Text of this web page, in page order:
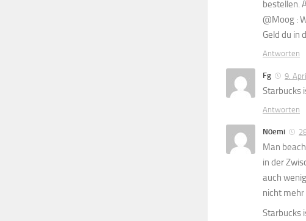
bestellen.
@Moog :
Geld du in
Antworten
Fg 9.
Starbucks
Antworten
N0emi
Man
in der
auch
nicht
Starbucks